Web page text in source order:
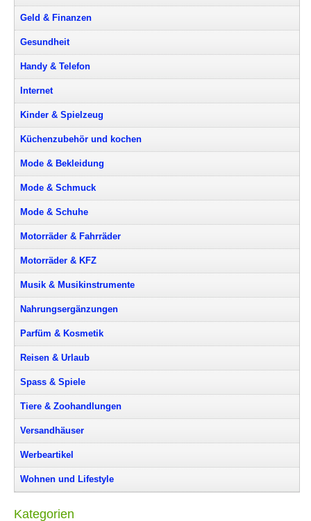
Geld & Finanzen
Gesundheit
Handy & Telefon
Internet
Kinder & Spielzeug
Küchenzubehör und kochen
Mode & Bekleidung
Mode & Schmuck
Mode & Schuhe
Motorräder & Fahrräder
Motorräder & KFZ
Musik & Musikinstrumente
Nahrungsergänzungen
Parfüm & Kosmetik
Reisen & Urlaub
Spass & Spiele
Tiere & Zoohandlungen
Versandhäuser
Werbeartikel
Wohnen und Lifestyle
Kategorien